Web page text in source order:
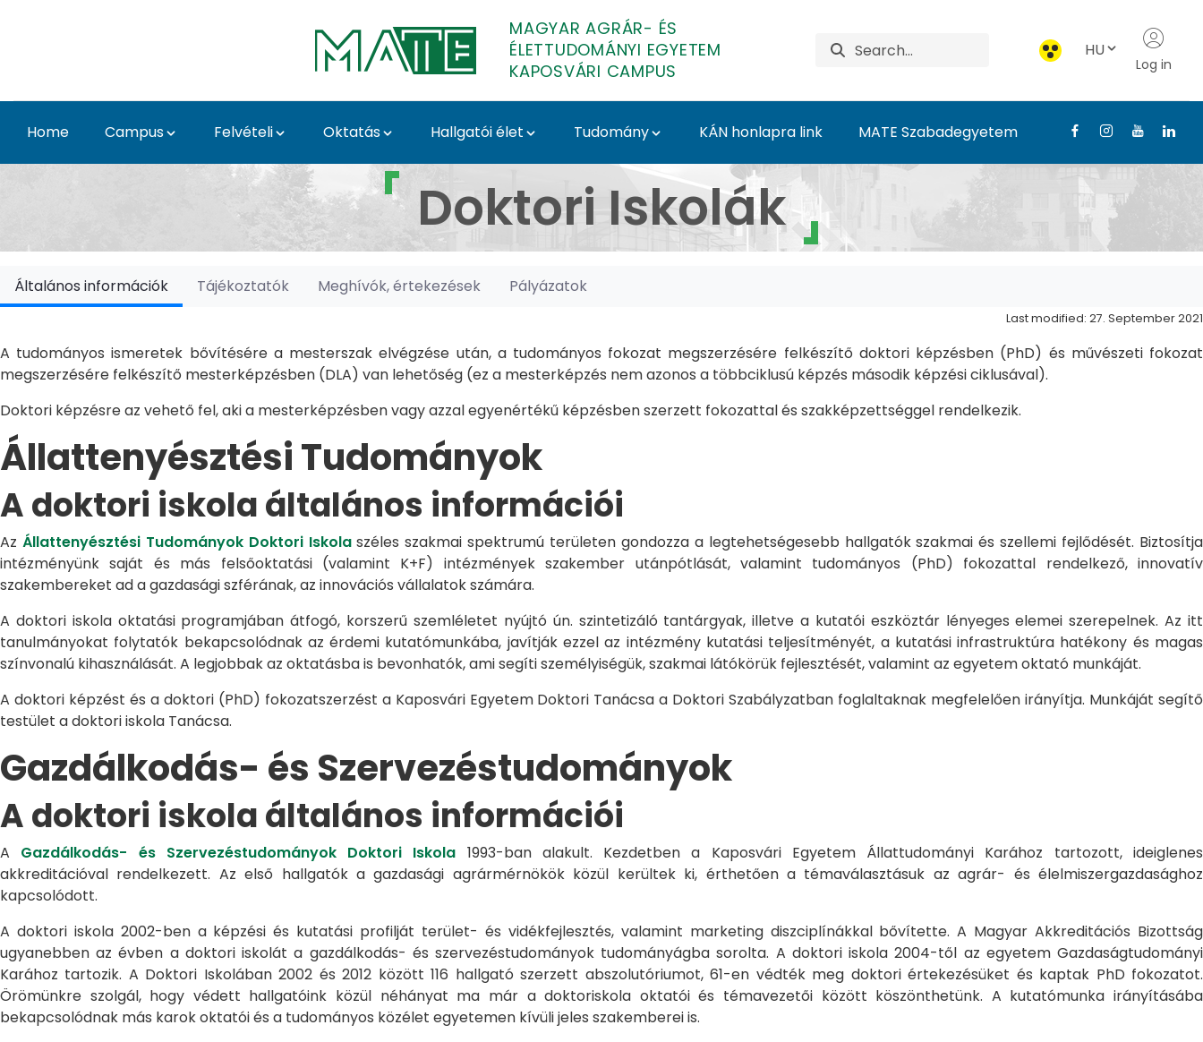
MAGYAR AGRÁR- ÉS
ÉLETTUDOMÁNYI EGYETEM
KAPOSVÁRI CAMPUS
HU
Log in
Home Campus Felvételi Oktatás Hallgatói élet Tudomány KÁN honlapra link MATE Szabadegyetem
Doktori Iskolák - Kaposvári Campus
Doktori Iskolák
Általános információk Tájékoztatók Meghívók, értekezések Pályázatok
Last modified: 27. September 2021
A tudományos ismeretek bővítésére a mesterszak elvégzése után, a tudományos fokozat megszerzésére felkészítő doktori képzésben (PhD) és művészeti fokozat
megszerzésére felkészítő mesterképzésben (DLA) van lehetőség (ez a mesterképzés nem azonos a többciklusú képzés második képzési ciklusával).
Doktori képzésre az vehető fel, aki a mesterképzésben vagy azzal egyenértékű képzésben szerzett fokozattal és szakképzettséggel rendelkezik.
Állattenyésztési Tudományok
A doktori iskola általános információi
Az Állattenyésztési Tudományok Doktori Iskolaszéles szakmai spektrumú területen gondozza a legtehetségesebb hallgatók szakmai és szellemi fejlődését. Biztosítja
intézményünk saját és más felsőoktatási (valamint K+F) intézmények szakember utánpótlását, valamint tudományos (PhD) fokozattal rendelkező, innovatív
szakembereket ad a gazdasági szférának, az innovációs vállalatok számára.
A doktori iskola oktatási programjában átfogó, korszerű szemléletet nyújtó ún. szintetizáló tantárgyak, illetve a kutatói eszköztár lényeges elemei szerepelnek. Az itt
tanulmányokat folytatók bekapcsolódnak az érdemi kutatómunkába, javítják ezzel az intézmény kutatási teljesítményét, a kutatási infrastruktúra hatékony és magas
színvonalú kihasználását. A legjobbak az oktatásba is bevonhatók, ami segíti személyiségük, szakmai látókörük fejlesztését, valamint az egyetem oktató munkáját.
A doktori képzést és a doktori (PhD) fokozatszerzést a Kaposvári Egyetem Doktori Tanácsa a Doktori Szabályzatban foglaltaknak megfelelően irányítja. Munkáját segítő
testület a doktori iskola Tanácsa.
Gazdálkodás- és Szervezéstudományok
A doktori iskola általános információi
A Gazdálkodás- és Szervezéstudományok Doktori Iskola 1993-ban alakult. Kezdetben a Kaposvári Egyetem Állattudományi Karához tartozott, ideiglenes
akkreditációval rendelkezett. Az első hallgatók a gazdasági agrármérnökök közül kerültek ki, érthetően a témaválasztásuk az agrár- és élelmiszergazdasághoz
kapcsolódott.
A doktori iskola 2002-ben a képzési és kutatási profilját terület- és vidékfejlesztés, valamint marketing diszciplínákkal bővítette. A Magyar Akkreditációs Bizottság
ugyanebben az évben a doktori iskolát a gazdálkodás- és szervezéstudományok tudományágba sorolta. A doktori iskola 2004-től az egyetem Gazdaságtudományi
Karához tartozik. A Doktori Iskolában 2002 és 2012 között 116 hallgató szerzett abszolutóriumot, 61-en védték meg doktori értekezésüket és kaptak PhD fokozatot.
Örömünkre szolgál, hogy védett hallgatóink közül néhányat ma már a doktoriskola oktatói és témavezetői között köszönthetünk. A kutatómunka irányításába
bekapcsolódnak más karok oktatói és a tudományos közélet egyetemen kívüli jeles szakemberei is.